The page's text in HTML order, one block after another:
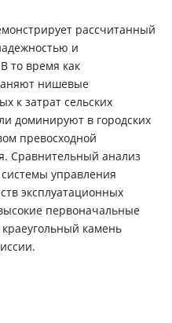
рассчитанный
и
то время как
нишевые
к затрат сельских
доминируют в городских
превосходной
Сравнительный анализ
управления
эксплуатационных
первоначальные
камень